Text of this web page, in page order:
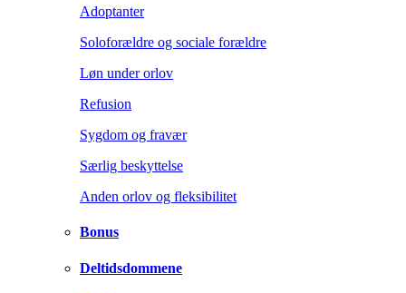
Adoptanter
Soloforældre og sociale forældre
Løn under orlov
Refusion
Sygdom og fravær
Særlig beskyttelse
Anden orlov og fleksibilitet
Bonus
Deltidsdommene